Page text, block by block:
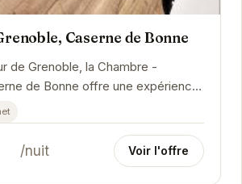
Caserne de Bonne
de Grenoble, la Chambre -
de Bonne offre une expérience
d'histoire, cette ancienne
/nuit Voir l'offre